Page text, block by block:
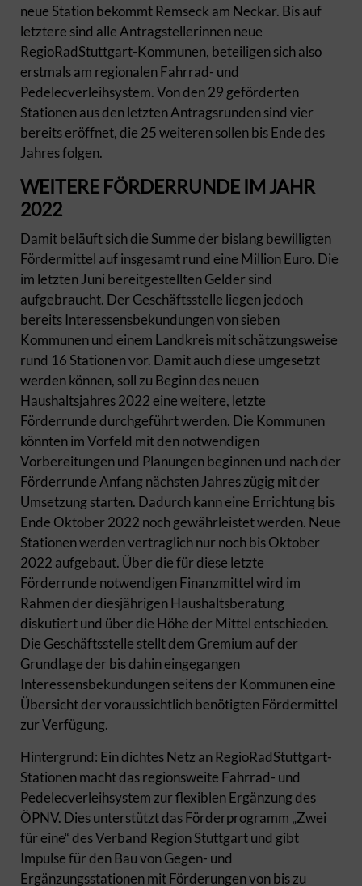
neue Station bekommt Remseck am Neckar. Bis auf
letztere sind alle Antragstellerinnen neue
RegioRadStuttgart-Kommunen, beteiligen sich also
erstmals am regionalen Fahrrad- und
Pedelecverleihsystem. Von den 29 geförderten
Stationen aus den letzten Antragsrunden sind vier
bereits eröffnet, die 25 weiteren sollen bis Ende des
Jahres folgen.
WEITERE FÖRDERRUNDE IM JAHR
2022
Damit beläuft sich die Summe der bislang bewilligten
Fördermittel auf insgesamt rund eine Million Euro. Die
im letzten Juni bereitgestellten Gelder sind
aufgebraucht. Der Geschäftsstelle liegen jedoch
bereits Interessensbekundungen von sieben
Kommunen und einem Landkreis mit schätzungsweise
rund 16 Stationen vor. Damit auch diese umgesetzt
werden können, soll zu Beginn des neuen
Haushaltsjahres 2022 eine weitere, letzte
Förderrunde durchgeführt werden. Die Kommunen
könnten im Vorfeld mit den notwendigen
Vorbereitungen und Planungen beginnen und nach der
Förderrunde Anfang nächsten Jahres zügig mit der
Umsetzung starten. Dadurch kann eine Errichtung bis
Ende Oktober 2022 noch gewährleistet werden. Neue
Stationen werden vertraglich nur noch bis Oktober
2022 aufgebaut. Über die für diese letzte
Förderrunde notwendigen Finanzmittel wird im
Rahmen der diesjährigen Haushaltsberatung
diskutiert und über die Höhe der Mittel entschieden.
Die Geschäftsstelle stellt dem Gremium auf der
Grundlage der bis dahin eingegangen
Interessensbekundungen seitens der Kommunen eine
Übersicht der voraussichtlich benötigten Fördermittel
zur Verfügung.
Hintergrund: Ein dichtes Netz an RegioRadStuttgart-
Stationen macht das regionsweite Fahrrad- und
Pedelecverleihsystem zur flexiblen Ergänzung des
ÖPNV. Dies unterstützt das Förderprogramm „Zwei
für eine“ des Verband Region Stuttgart und gibt
Impulse für den Bau von Gegen- und
Ergänzungsstationen mit Förderungen von bis zu